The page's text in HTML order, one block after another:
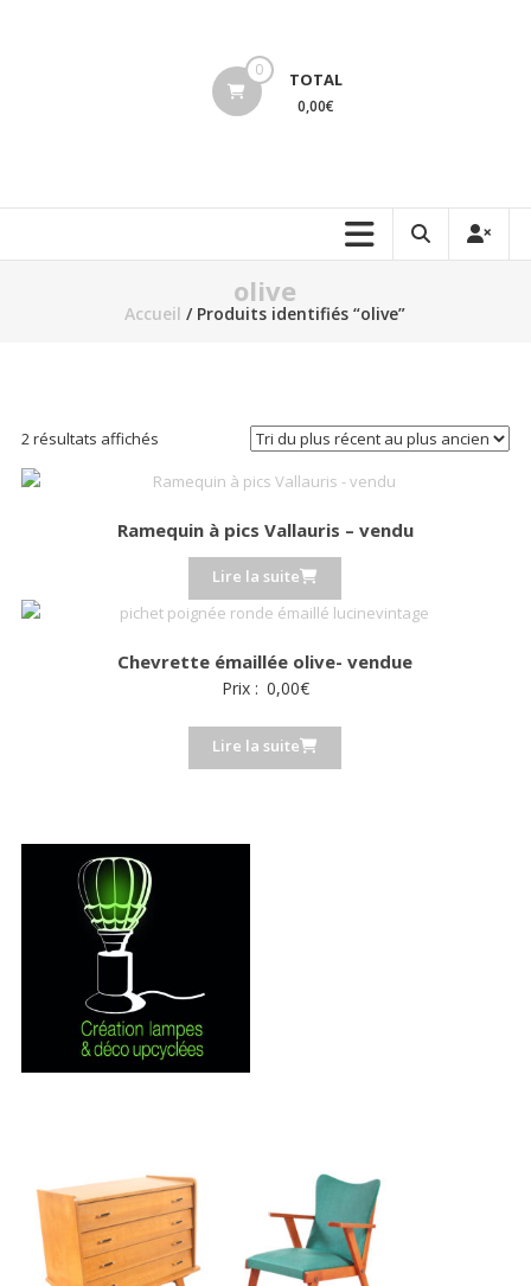
lucinevintage 0 TOTAL
0,00€
olive
Accueil / Produits identifiés “olive”
2 résultats affichésTrié
plus
récent
au
ancien
Ramequin à pics Vallauris – vendu
Lire la suite
Chevrette émaillée olive- vendue
Prix : 0,00€
Lire la suite